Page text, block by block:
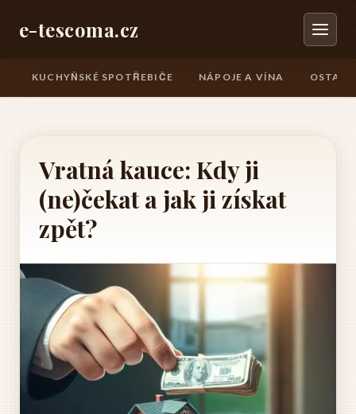
e-tescoma.cz
KUCHYŇSKÉ SPOTŘEBIČE NÁPOJE A VÍNA
Vratná kauce: Kdy ji
(ne)čekat a jak ji získat
zpět?